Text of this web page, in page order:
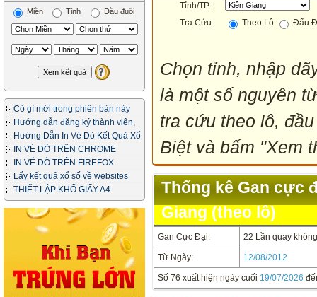
Miền Tỉnh Đầu đuôi
Có gì mới trong phiên bản này
Hướng dẫn đăng ký thành viên,
in vé dò
Hướng Dẫn In Vé Dò Kết Quả Xổ
SốIN VÉ DÒ TRÊN CHROME
IN VÉ DÒ TRÊN FIREFOX
Lấy kết quả xổ số về websites
của bạn
THIẾT LẬP KHỔ GIẤY A4
Tỉnh/TP:
Tra Cứu:
Theo Lô Đấu
Chọn tỉnh, nhập
là một số nguyên
tra cứu theo lô,
Biệt và bấm "Xem
Thống kê Gan cực
Giang (theo lô)
Gan Cực Đại: 22 Lần quay
Từ Ngày: 12/08/2012
Số 76 xuất hiện ngày cuối 19/07/2026